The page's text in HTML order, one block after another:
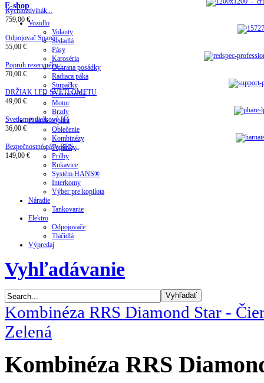
Rýchlozdvihák...
759,00 €
Odpojovač Sparco...
55,00 €
Popruh rezervného...
70,00 €
DRŽIAK LED SVETLOMETU
49,00 €
Svetlomet dialkový H1
36,00 €
Bezpečnostné pásy RRS...
149,00 €
E-shop
Vozidlo
Volanty
Sedadlá
Pásy
Karoséria
Ochrana posádky
Radiaca páka
Stupačky
Prevodovka
Motor
Brzdy
Pilot & kopilot
Oblečenie
Kombinézy
Topánky
Prilby
Rukavice
Systém HANS®
Interkomy
Výber pre kopilota
Náradie
Tankovanie
Elektro
Odpojovače
Tlačidlá
Výpredaj
Vyhľadávanie
Kombinéza RRS Diamond Star -
Zelená
Kombinéza RRS